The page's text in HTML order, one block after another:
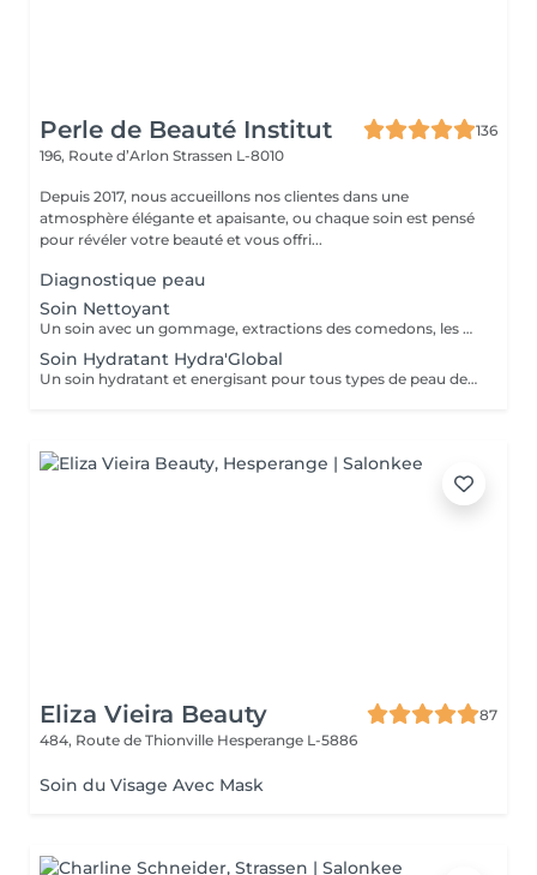
Perle de Beauté Institut
136
196, Route d’Arlon Strassen L-8010
Depuis 2017, nous accueillons nos clientes dans une
atmosphère élégante et apaisante, ou chaque soin est pensé
pour révéler votre beauté et vous offri...
Diagnostique peau
Soin Nettoyant
Un soin avec un gommage, extractions des comedons, les masques spécifiques. Effet : la peau est fraîche, nette et éclatant.
Soin Hydratant Hydra'Global
Un soin hydratant et energisant pour tous types de peau de tous ages. La peau se charge d'une nouvelle énergie et d'éclat, les rides de déshydratation sont atténuées, la peau est repulpée, lumineuse et fraiche.
Eliza Vieira Beauty
87
484, Route de Thionville Hesperange L-5886
Soin du Visage Avec Mask